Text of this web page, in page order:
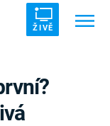
ŽIVĚ